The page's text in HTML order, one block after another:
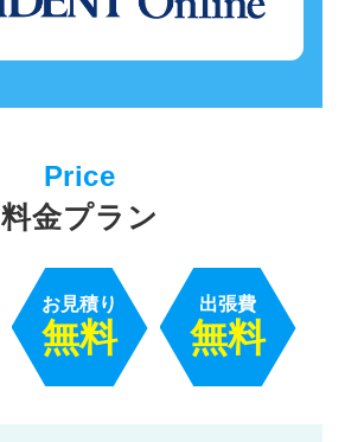
料金プラン
お見積り
無料
出張費
無料